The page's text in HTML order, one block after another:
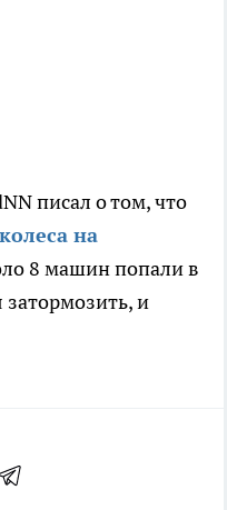
писал о том, что
на
8 машин попали в
и